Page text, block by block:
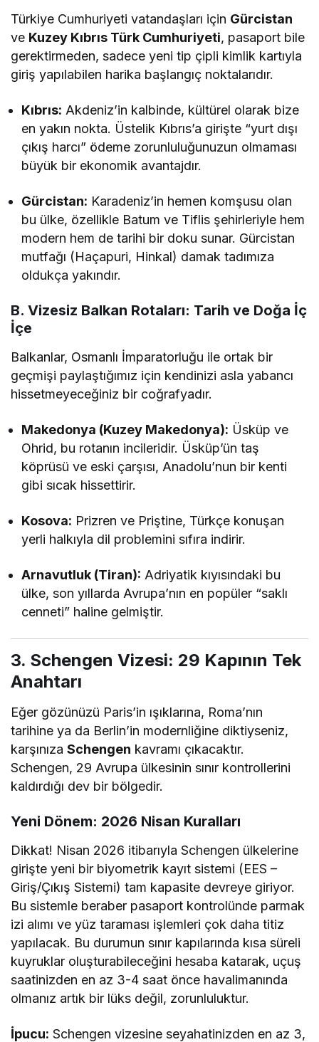
Türkiye Cumhuriyeti vatandaşları için Gürcistan
ve Kuzey Kıbrıs Türk Cumhuriyeti, pasaport bile
gerektirmeden, sadece yeni tip çipli kimlik kartıyla
giriş yapılabilen harika başlangıç noktalarıdır.
Kıbrıs: Akdeniz’in kalbinde, kültürel olarak bize
en yakın nokta. Üstelik Kıbrıs’a girişte “yurt dışı
çıkış harcı” ödeme zorunluluğunuzun olmaması
büyük bir ekonomik avantajdır.
Gürcistan: Karadeniz’in hemen komşusu olan
bu ülke, özellikle Batum ve Tiflis şehirleriyle hem
modern hem de tarihi bir doku sunar. Gürcistan
mutfağı (Haçapuri, Hinkal) damak tadımıza
oldukça yakındır.
B. Vizesiz Balkan Rotaları: Tarih ve Doğa İç
İçe
Balkanlar, Osmanlı İmparatorluğu ile ortak bir
geçmişi paylaştığımız için kendinizi asla yabancı
hissetmeyeceğiniz bir coğrafyadır.
Makedonya (Kuzey Makedonya): Üsküp ve
Ohrid, bu rotanın incileridir. Üsküp’ün taş
köprüsü ve eski çarşısı, Anadolu’nun bir kenti
gibi sıcak hissettirir.
Kosova: Prizren ve Priştine, Türkçe konuşan
yerli halkıyla dil problemini sıfıra indirir.
Arnavutluk (Tiran): Adriyatik kıyısındaki bu
ülke, son yıllarda Avrupa’nın en popüler “saklı
cenneti” haline gelmiştir.
3. Schengen Vizesi: 29 Kapının Tek
Anahtarı
Eğer gözünüzü Paris’in ışıklarına, Roma’nın
tarihine ya da Berlin’in modernliğine diktiyseniz,
karşınızaSchengen kavramı çıkacaktır.
Schengen, 29 Avrupa ülkesinin sınır kontrollerini
kaldırdığı dev bir bölgedir.
Yeni Dönem: 2026 Nisan Kuralları
Dikkat! Nisan 2026 itibarıyla Schengen ülkelerine
girişte yeni bir biyometrik kayıt sistemi (EES –
Giriş/Çıkış Sistemi) tam kapasite devreye giriyor.
Bu sistemle beraber pasaport kontrolünde parmak
izi alımı ve yüz taraması işlemleri çok daha titiz
yapılacak. Bu durumun sınır kapılarında kısa süreli
kuyruklar oluşturabileceğini hesaba katarak, uçuş
saatinizden en az 3-4 saat önce havalimanında
olmanız artık bir lüks değil, zorunluluktur.
İpucu: Schengen vizesine seyahatinizden en az 3,